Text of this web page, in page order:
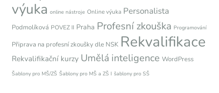
výuka online nástroje Online výuka Personalista
Podmolíková POVEZ II Praha Profesní zkouška Programování
Připrava na profesní zkoušky dle NSK Rekvalifikace
Rekvalifikační kurzy Umělá inteligence WordPress
Šablony pro MŠ/ZŠ Šablony pro MŠ a ZŠ I šablony pro SŠ